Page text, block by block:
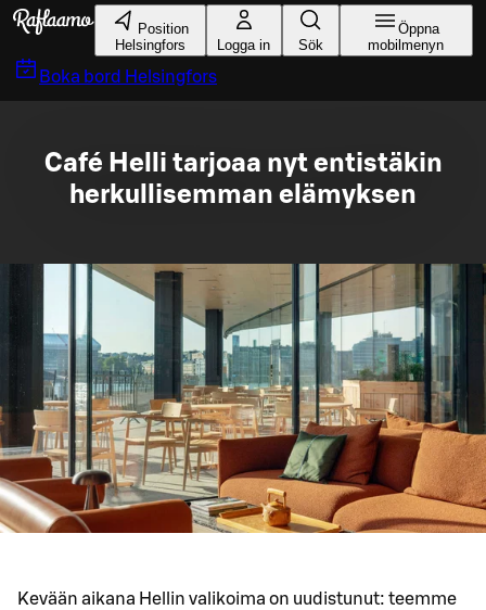
Gå till huvudinnehållet
Position
Helsingfors
Logga in Sök
Öppna
mobilmenyn
Boka bord Helsingfors
Café Helli tarjoaa nyt entistäkin
herkullisemman elämyksen
Kevään aikana Hellin valikoima on uudistunut: teemme